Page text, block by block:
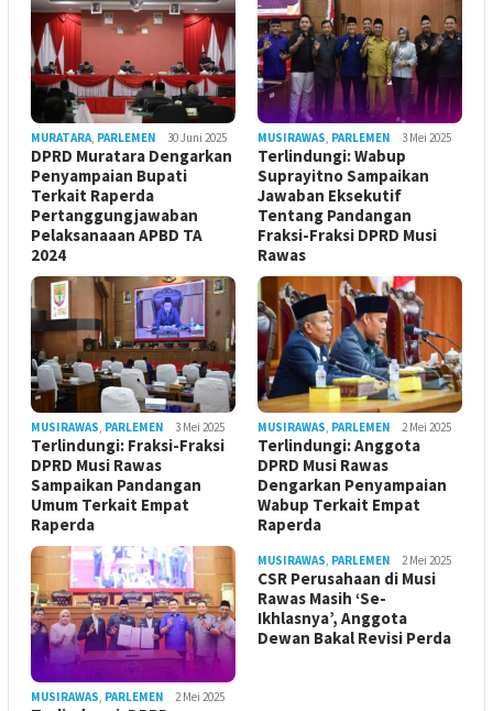
MURATARA, PARLEMEN 30 Juni 2025
DPRD Muratara Dengarkan
Penyampaian Bupati
Terkait Raperda
Pertanggungjawaban
Pelaksanaaan APBD TA
2024
MUSIRAWAS, PARLEMEN 3 Mei 2025
Terlindungi: Wabup
Suprayitno Sampaikan
Jawaban Eksekutif
Tentang Pandangan
Fraksi-Fraksi DPRD Musi
Rawas
MUSIRAWAS, PARLEMEN 3 Mei 2025
Terlindungi: Fraksi-Fraksi
DPRD Musi Rawas
Sampaikan Pandangan
Umum Terkait Empat
Raperda
MUSIRAWAS, PARLEMEN 2 Mei 2025
Terlindungi: Anggota
DPRD Musi Rawas
Dengarkan Penyampaian
Wabup Terkait Empat
Raperda
MUSIRAWAS, PARLEMEN 2 Mei 2025
MUSIRAWAS, PARLEMEN 2 Mei 2025
CSR Perusahaan di Musi
Rawas Masih ‘Se-
Ikhlasnya’, Anggota
Dewan Bakal Revisi Perda ‎